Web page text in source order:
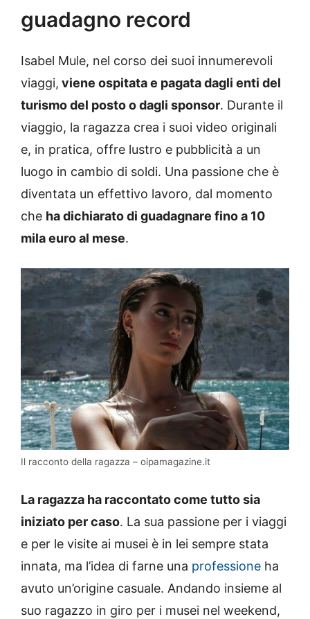
guadagno record
Isabel Mule, nel corso dei suoi innumerevoli
viaggi, viene ospitata e pagata dagli enti del
turismo del posto o dagli sponsor. Durante il
viaggio, la ragazza crea i suoi video originali
e, in pratica, offre lustro e pubblicità a un
luogo in cambio di soldi. Una passione che è
diventata un effettivo lavoro, dal momento
che ha dichiarato di guadagnare fino a 10
mila euro al mese.
Il racconto della ragazza – oipamagazine.it
La ragazza ha raccontato come tutto sia
iniziato per caso. La sua passione per i viaggi
e per le visite ai musei è in lei sempre stata
innata, ma l’idea di farne una professione ha
avuto un’origine casuale. Andando insieme al
suo ragazzo in giro per i musei nel weekend,